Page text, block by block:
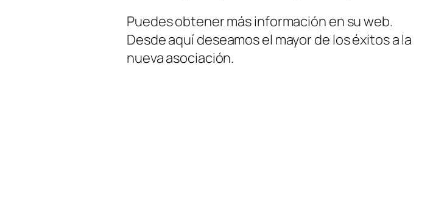
Puedes obtener más información en su web.
Desde aquí deseamos el mayor de los éxitos a la
nueva asociación.